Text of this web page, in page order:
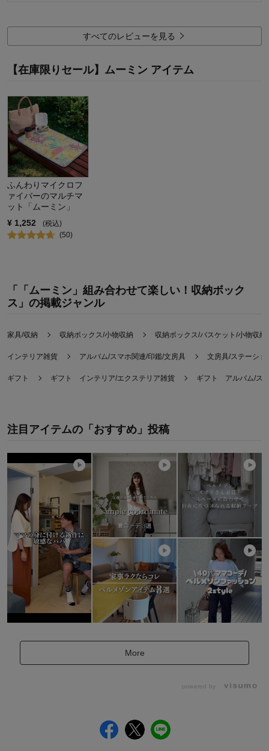
価格
3.0
使用感・使いやすさ
4.0
購入商品：
使用場所：
購入のきっかけ：
商品を使う人：
すべてのレビューを見る
【在庫限りセール】ムーミン アイテム
ふんわりマイクロフ
ァイバーのマルチマ
ット「ムーミン」
¥ 1,252
(税込)
(50)
「「ムーミン」組み合わせて楽しい！収納ボック
ス」の掲載ジャンル
家具/収納 収納ボックス/小物収納 収納ボックス/バスケット/小物収納
インテリア雑貨 アルバム/スマホ関連/印鑑/文房具 文房具/ステーショ
ギフト ギフト インテリア/エクステリア雑貨 ギフト アルバム/ス
注目アイテムの「おすすめ」投稿
More
powered by